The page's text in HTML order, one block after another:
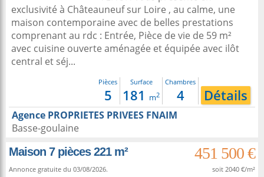
exclusivité à Châteauneuf sur Loire , au calme, une
maison contemporaine avec de belles prestations
comprenant au rdc : Entrée, Pièce de vie de 59 m²
avec cuisine ouverte aménagée et équipée avec ilôt
central et séj...
Pièces
5
Surface
181 m2
Chambres
4 Détails
Agence PROPRIETES PRIVEES FNAIM
Basse-goulaine
Maison 7 pièces 221 m²
451 500 €
Annonce gratuite du 03/08/2026. soit 2040 €/m²